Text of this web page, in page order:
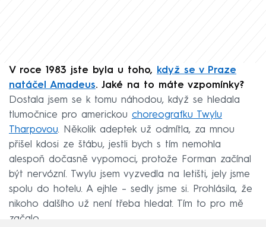
V roce 1983 jste byla u toho, když se v Praze
natáčel Amadeus. Jaké na to máte vzpomínky?
Dostala jsem se k tomu náhodou, když se hledala
tlumočnice pro americkou choreografku Twylu
Tharpovou. Několik adeptek už odmítla, za mnou
přišel kdosi ze štábu, jestli bych s tím nemohla
alespoň dočasně vypomoci, protože Forman začínal
být nervózní. Twylu jsem vyzvedla na letišti, jely jsme
spolu do hotelu. A ejhle – sedly jsme si. Prohlásila, že
nikoho dalšího už není třeba hledat. Tím to pro mě
začalo.